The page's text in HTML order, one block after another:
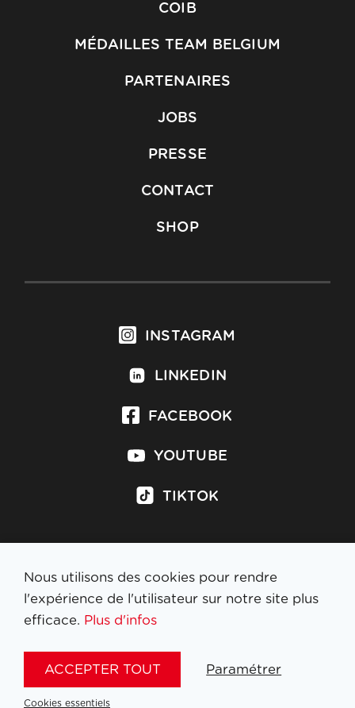
COIB
MÉDAILLES TEAM BELGIUM
PARTENAIRES
JOBS
PRESSE
CONTACT
SHOP
INSTAGRAM
LINKEDIN
FACEBOOK
YOUTUBE
TIKTOK
S'inscrire à la newsletter
Nous utilisons des cookies pour rendre
l'expérience de l'utilisateur sur notre site plus
efficace. Plus d'infos
ACCEPTER TOUT Paramétrer
Cookies essentiels